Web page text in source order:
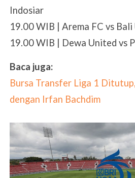
Indosiar
19.00 WIB | Arema FC vs
19.00 WIB | Dewa United vs
Baca juga:
Bursa Transfer Liga 1
dengan Irfan Bachdim